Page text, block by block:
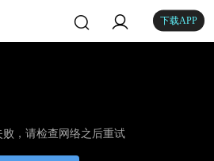
下载APP
败，请检查网络之后重试